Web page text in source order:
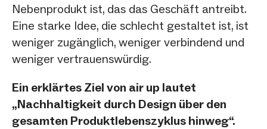
Nebenprodukt ist, das das Geschäft antreibt.
Eine starke Idee, die schlecht gestaltet ist, ist
weniger zugänglich, weniger verbindend und
weniger vertrauenswürdig.
Ein erklärtes Ziel von air up lautet
„Nachhaltigkeit durch Design über den
gesamten Produktlebenszyklus hinweg“.